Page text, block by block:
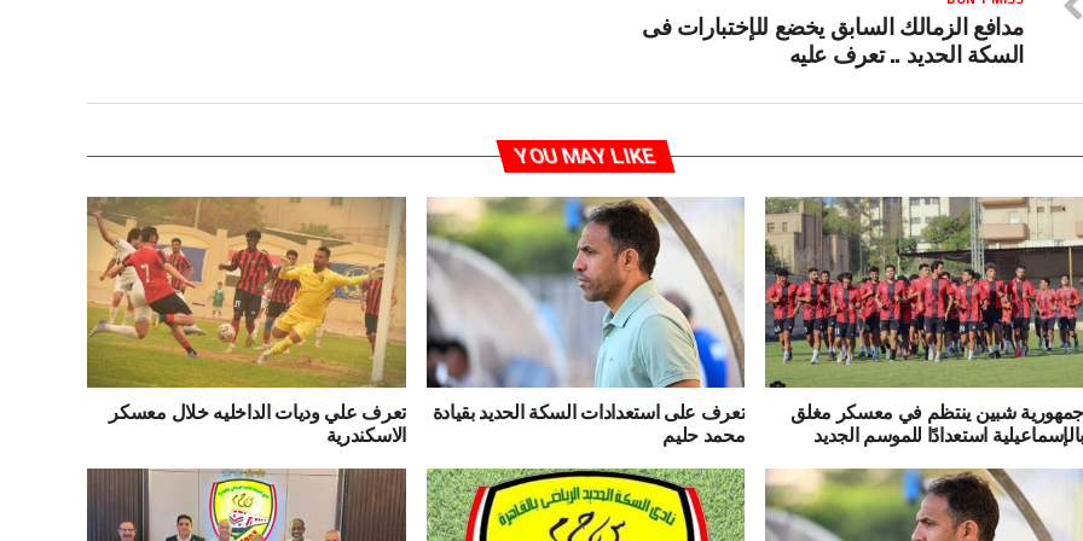
مدافع الزمالك السابق يخضع للإختبارات فى
السكة الحديد .. تعرف عليه
YOU MAY LIKE
جمهورية شبين ينتظم في معسكر مغلق
بالإسماعيلية استعدادًا للموسم الجديد
تعرف على استعدادات السكة الحديد بقيادة
محمد حليم
تعرف علي وديات الداخليه خلال معسكر
الاسكندرية